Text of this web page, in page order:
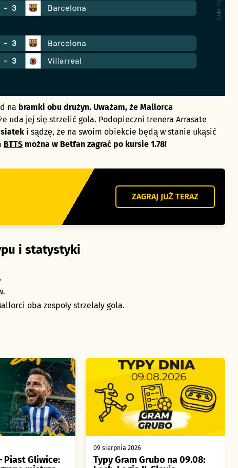
na bramki obu drużyn. Uważam, że Mallorca
uda jej się strzelić gola. Podopieczni trenera Arrasate
i sądzę, że na swoim obiekcie będą w stanie ukąsić
BTTS można w Betfan zagrać po kursie 1.78!
ZAGRAJ JUŻ TERAZ
i statystyki
oba zespoły strzelały gola.
Piast Gliwice:
09 sierpnia 2026
Typy Gram Grubo na 09.08: